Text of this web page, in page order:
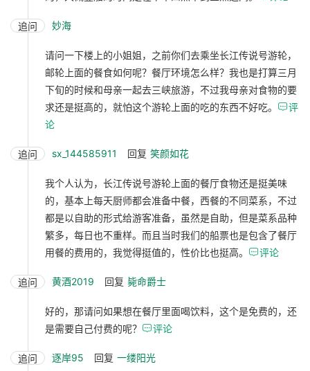
追问 妙海
请问一下楼上的小姐姐，之前你们去乘坐长江传说号游轮，
邮轮上面的餐食如何呢？餐厅环境怎么样？我也是打算三月
下旬的时候和母亲一起去三峡旅游，不过我母亲对食物的要
求还是挺高的，就怕这个游轮上面的吃的东西不好吃。 评
论
追问 sx_144585911 回复 笑颜如花
我个人认为，长江传说号游轮上面的餐厅食物还是挺美味
的，基本上每天厨师都会准备中餐，西餐的不同菜系，不过
都是以自助的形式给游客准备，虽然是自助，但是菜系品种
繁多，每日也不重样。而且当时我们的船票也是包含了餐厅
用餐的费用的，我觉得挺值的，性价比也挺高。 评论
追问 黄酒2019 回复 毙命爵士
好的，那请问如果想在餐厅里面喝饮料，这个是免费的，还
是需要自己付费的呢？ 评论
追问 逐岸95 回复 一缕阳光